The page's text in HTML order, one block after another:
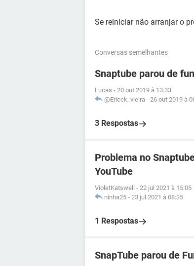
Se reiniciar não arranjar o
Conversas semelhantes
Snaptube parou de
Lucas - 20 out 2019 à 13:33
@Ericck_vieira - 26 out 2019 à
3 Respostas
Problema no
YouTube
VioletKatswell - 22 jul 2021 à 15:05
ninha25 - 23 jul 2021 à 08:35
1 Respostas
SnapTube parou de